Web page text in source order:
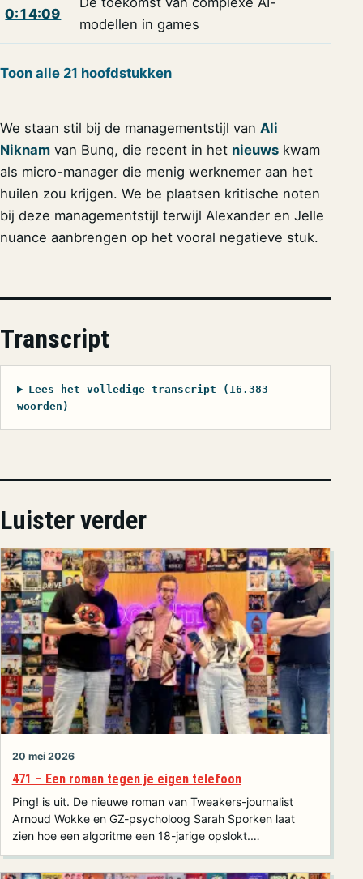
0:14:09
modellen in games
Toon alle 21 hoofdstukken
We staan stil bij de managementstijl van Ali
Niknam van Bunq, die recent in het nieuws kwam
als micro-manager die menig werknemer aan het
huilen zou krijgen. We be plaatsen kritische noten
bij deze managementstijl terwijl Alexander en Jelle
nuance aanbrengen op het vooral negatieve stuk.
Transcript
Lees het volledige transcript (16.383
woorden)
Luister verder
20 mei 2026
471 – Een roman tegen je eigen telefoon
Ping! is uit. De nieuwe roman van Tweakers-journalist
Arnoud Wokke en GZ-psycholoog Sarah Sporken laat
zien hoe een algoritme een 18-jarige opslokt.…